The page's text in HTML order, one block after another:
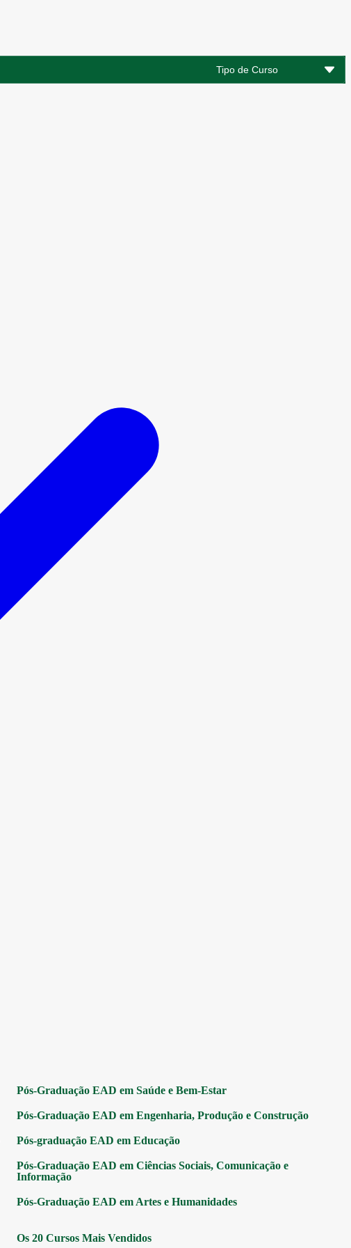
Pós-Graduação EAD em Saúde e Bem-Estar
Pós-Graduação EAD em Engenharia, Produção e Construção
Pós-graduação EAD em Educação
Pós-Graduação EAD em Ciências Sociais, Comunicação e
Informação
Pós-Graduação EAD em Artes e Humanidades
Os 20 Cursos Mais Vendidos